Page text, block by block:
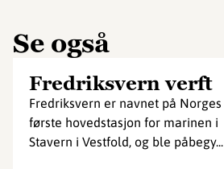
Se også
Fredriksvern verft
Fredriksvern er navnet på Norges
første hovedstasjon for marinen i
Stavern i Vestfold, og ble påbegy...